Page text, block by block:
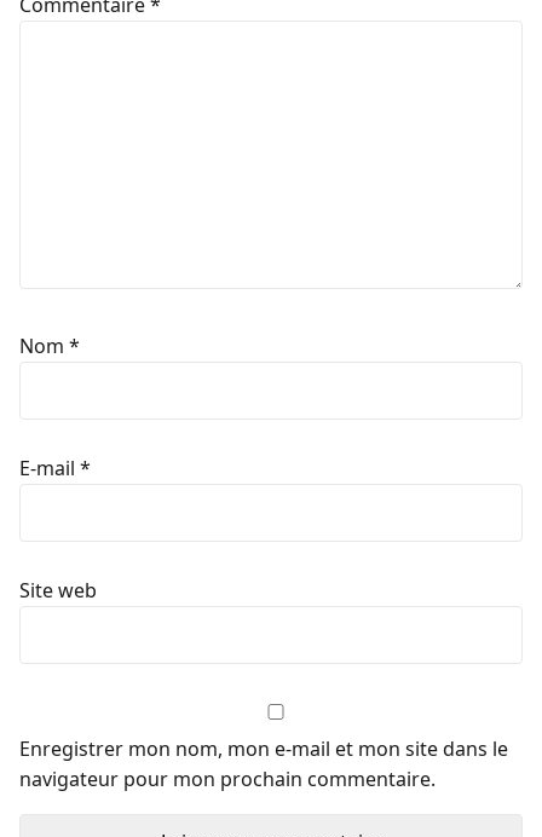
Nom *
E-mail *
Site web
Enregistrer mon nom, mon e-mail et mon site dans le
navigateur pour mon prochain commentaire.